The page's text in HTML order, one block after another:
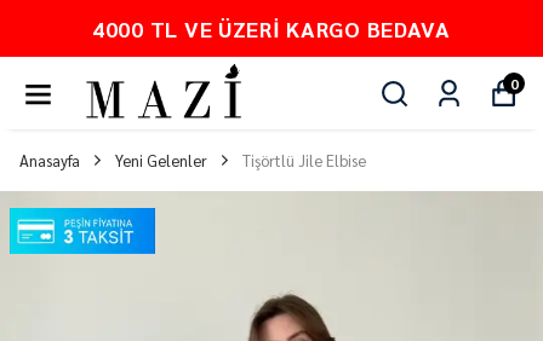
PEŞİN FİYATINA 3 TAKSİT
0
Anasayfa Yeni Gelenler Tişörtlü Jile Elbise